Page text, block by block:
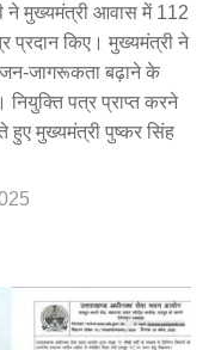
ने मुख्यमंत्री आवास में 112
प्रदान किए। मुख्यमंत्री ने
जन-जागरूकता बढ़ाने के
नियुक्ति पत्र प्राप्त करने
हुए मुख्यमंत्री पुष्कर सिंह